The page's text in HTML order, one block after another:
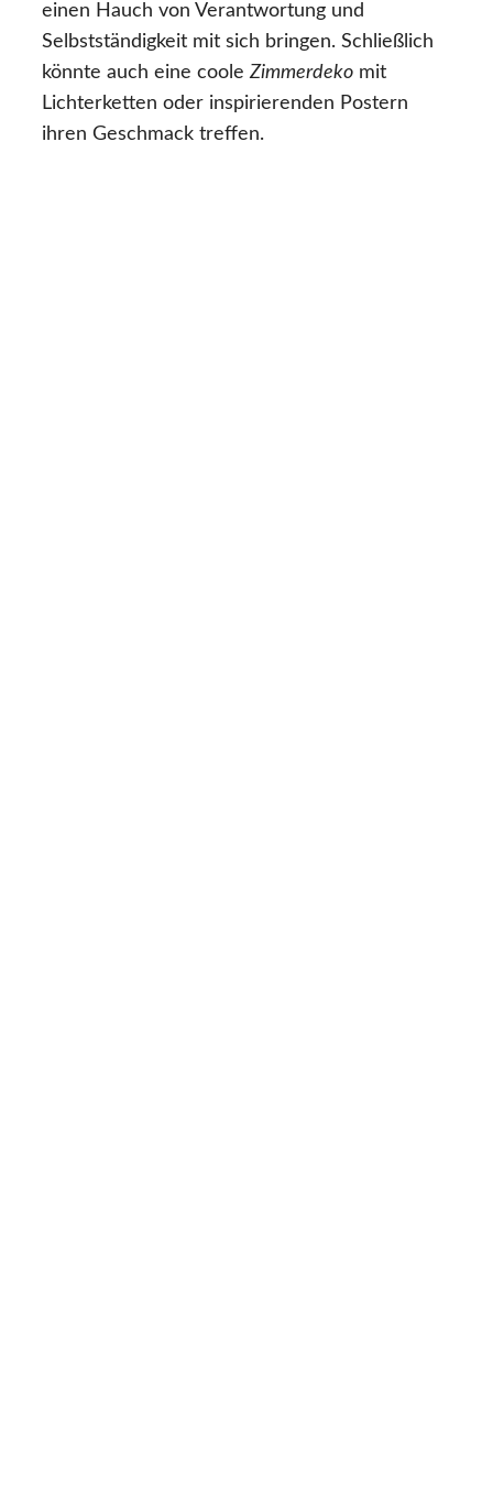
einen Hauch von Verantwortung und
Selbstständigkeit mit sich bringen. Schließlich
könnte auch eine cooleZimmerdeko mit
Lichterketten oder inspirierenden Postern
ihren Geschmack treffen.